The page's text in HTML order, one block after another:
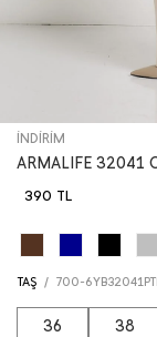
İNDİRİM
ARMALIFE 32041
390 TL
36 38
TAŞ / 700-